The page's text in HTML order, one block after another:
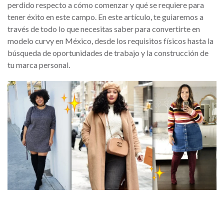
perdido respecto a cómo comenzar y qué se requiere para
tener éxito en este campo. En este artículo, te guiaremos a
través de todo lo que necesitas saber para convertirte en
modelo curvy en México, desde los requisitos físicos hasta la
búsqueda de oportunidades de trabajo y la construcción de
tu marca personal.